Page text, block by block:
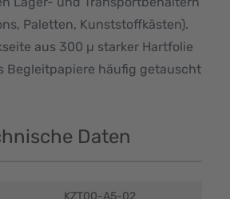
Paletten, Kunststoffkästen).
aus 300 µ starker Hartfolie
Begleitpapiere häufig getauscht
Daten
KZT00-A5-02